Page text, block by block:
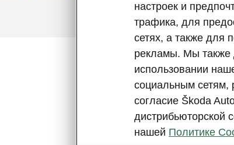
настроек и
трафика, для
сетях, а также для
рекламы. Мы также
использовании
социальным сетям,
согласие Škoda
дистрибьюторской
нашей Политике